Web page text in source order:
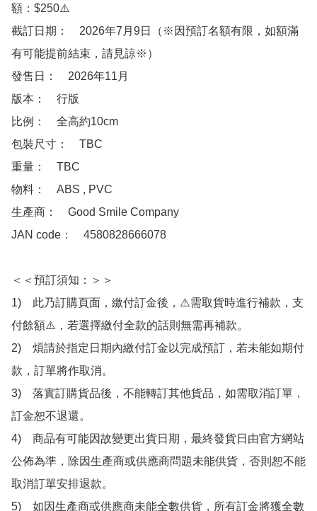
額：$250⚠️
截訂日期：　2026年7月9日（※因預訂名額有限，如額滿
有可能提前結束，請見諒※）
發售日：　2026年11月
版本：　行版
比例：　全高約10cm
包裝尺寸：　TBC
重量：　TBC
物料：　ABS , PVC
生產商：　Good Smile Company
JAN code：　4580828666078
＜＜預訂須知：＞＞
1)　此乃訂購頁面，繳付訂金後，⚠️需取貨時進行補款，支
付餘額⚠️，若選擇繳付全款的話則無需再補款。
2)　煩請於指定日期內繳付訂金以完成預訂，若未能如期付
款，訂單將作取消。
3)　落實訂購貨品後，不能轉訂其他貨品，如需取消訂單，
訂金恕不退還。
4)　商品有可能因故變更出貨日期，最終發貨日由官方網站
公佈為準，除因生產商或供應商問題未能供貨，否則恕不能
取消訂單安排退款。
5)　如因生產商或供應商未能全數供貨，所有訂金將獲全數